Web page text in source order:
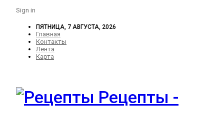
Sign in
ПЯТНИЦА, 7 АВГУСТА, 2026
Главная
Контакты
Лента
Карта
Рецепты -